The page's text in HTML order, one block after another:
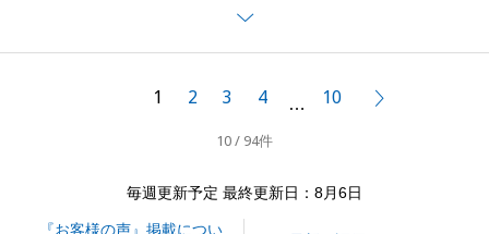
あわせてお褒めのお言葉までいただき、大変嬉しく思
います。
今後ともよろしくお願いいたします。
1 2 3 4 … 10
10 / 94件
毎週更新予定 最終更新日：8月6日
『お客様の声』掲載につい